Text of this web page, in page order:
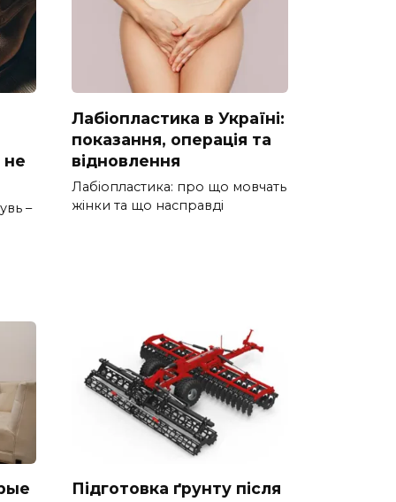
не
–
Лабіопластика в Україні:
показання, операція та
відновлення
Лабіопластика: про що мовчать
жінки та що насправді
Підготовка ґрунту після